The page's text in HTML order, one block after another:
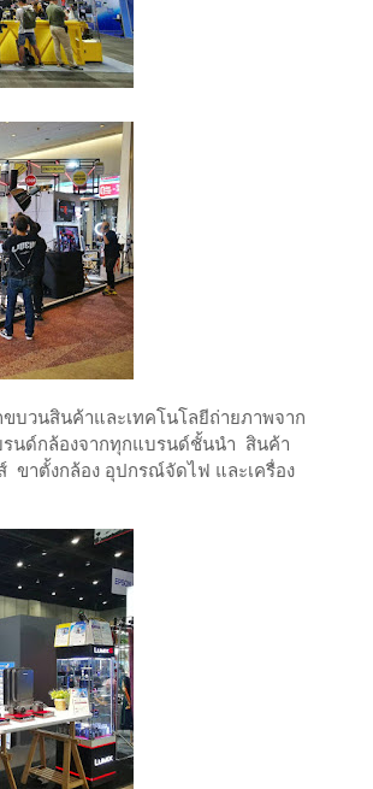
บวนสินค้าและเทคโนโลยีถ่ายภาพจาก
นด์กล้องจากทุกแบรนด์ชั้นนำ สินค้า
ขาตั้งกล้อง อุปกรณ์จัดไฟ และเครื่อง